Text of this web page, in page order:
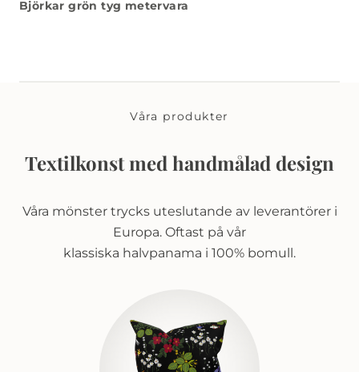
Björkar grön tyg metervara
Våra produkter
Textilkonst med handmålad design
Våra mönster trycks uteslutande av leverantörer i
Europa. Oftast på vår
klassiska halvpanama i 100% bomull.